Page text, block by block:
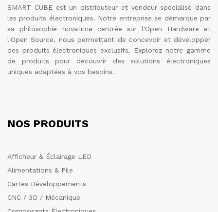
SMART CUBE est un distributeur et vendeur spécialisé dans
les produits électroniques. Notre entreprise se démarque par
sa philosophie novatrice centrée sur l'Open Hardware et
l'Open Source, nous permettant de concevoir et développer
des produits électroniques exclusifs. Explorez notre gamme
de produits pour découvrir des solutions électroniques
uniques adaptées à vos besoins.
NOS PRODUITS
Afficheur & Éclairage LED
Alimentations & Pile
Cartes Développements
CNC / 3D / Mécanique